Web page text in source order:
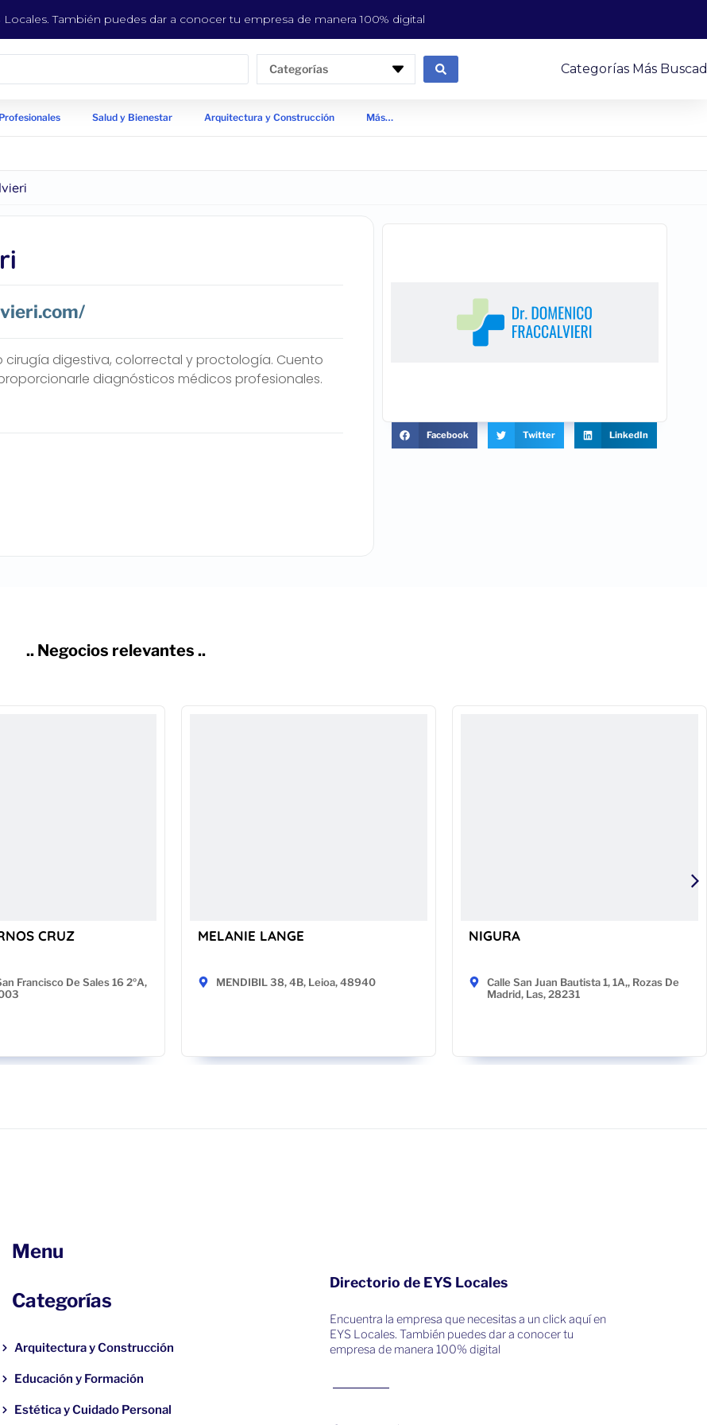
También puedes dar a conocer tu empresa de manera 100% digital
Categorías Categorías Más
Salud y Bienestar Arquitectura y Construcción Más…
cirugía digestiva, colorrectal y proctología. Cuento
diagnósticos médicos profesionales.
Facebook Twitter LinkedIn
.. Negocios relevantes ..
CRUZ
Francisco De Sales 16 2ºA,
MELANIE LANGE
MENDIBIL 38, 4B, Leioa, 48940
NIGURA
Calle San Juan Bautista 1, 1A,, Rozas De
Madrid, Las, 28231
Menu
Categorías
Arquitectura y Construcción
Educación y Formación
Estética y Cuidado Personal
Directorio de EYS Locales
Encuentra la empresa que necesitas a un click aquí en
EYS Locales. También puedes dar a conocer tu
empresa de manera 100% digital